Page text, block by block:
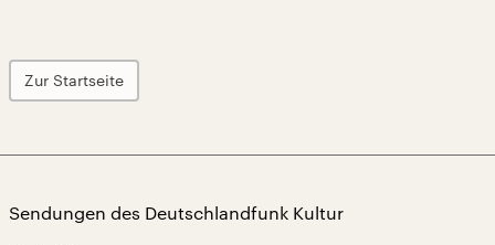
Zur Startseite
Sendungen des Deutschlandfunk Kultur